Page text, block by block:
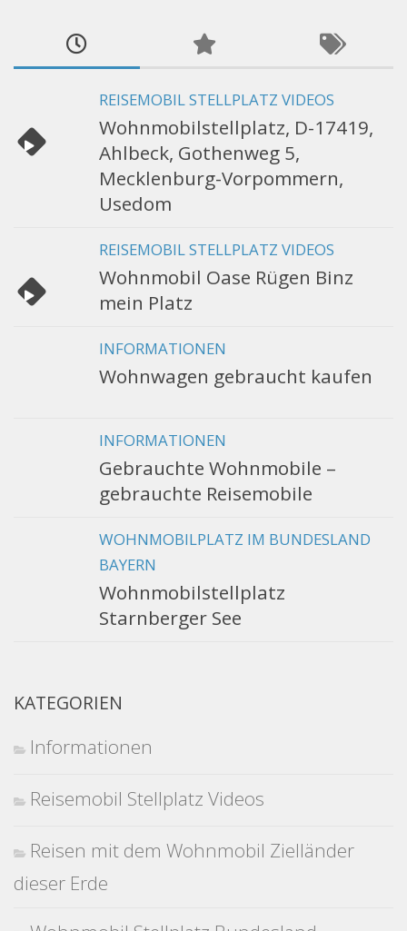
REISEMOBIL STELLPLATZ VIDEOS
Wohnmobilstellplatz, D-17419,
Ahlbeck, Gothenweg 5,
Mecklenburg-Vorpommern,
Usedom
REISEMOBIL STELLPLATZ VIDEOS
Wohnmobil Oase Rügen Binz
mein Platz
INFORMATIONEN
Wohnwagen gebraucht kaufen
INFORMATIONEN
Gebrauchte Wohnmobile –
gebrauchte Reisemobile
WOHNMOBILPLATZ IM BUNDESLAND
BAYERN
Wohnmobilstellplatz
Starnberger See
KATEGORIEN
Informationen
Reisemobil Stellplatz Videos
Reisen mit dem Wohnmobil Zielländer
dieser Erde